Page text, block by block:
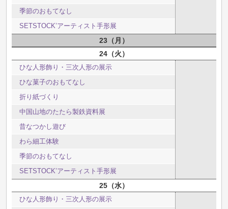
季節のおもてなし
SETSTOCK’アーティスト手形展
23
月
24
火
ひな人形飾り・三次人形の展示
ひな菓子のおもてなし
折り紙づくり
中国山地のたたら製鉄資料展
昔なつかし遊び
わら細工体験
季節のおもてなし
SETSTOCK’アーティスト手形展
25 水
ひな人形飾り・三次人形の展示